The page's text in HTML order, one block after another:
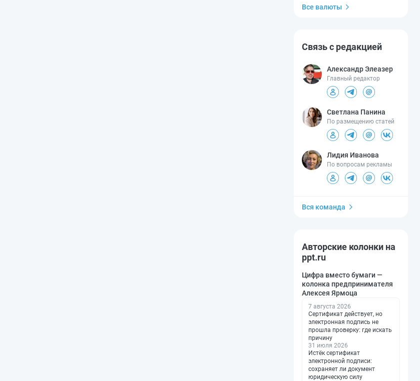
Все валюты
Связь с редакцией
Александр Элеазер
Главный редактор
Светлана Панина
По размещению статей
Лидия Иванова
По вопросам рекламы
Вся команда
Авторские колонки на
ppt.ru
Цифра вместо бумаги —
колонка предпринимателя
Алексея Ярмоца
7 августа 2026
Сертификат действует, но
электронная подпись не
прошла проверку: где искать
причину
31 июля 2026
Истёк сертификат
электронной подписи:
сохраняет ли документ
юридическую силу